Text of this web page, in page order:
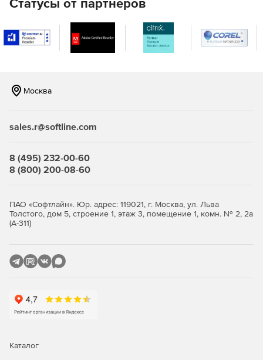
отображение на чертеже;
полностью автоматическая ассоциативная связь
чертежей и проекта;
Статусы от партнеров
Москва
sales.r@softline.com
8 (495) 232-00-60
8 (800) 200-08-60
ПАО «Софтлайн». Юр. адрес: 119021, г. Москва, ул. Льва
Толстого, дом 5, строение 1, этаж 3, помещение 1, комн. № 2, 2а
(А-311)
Каталог